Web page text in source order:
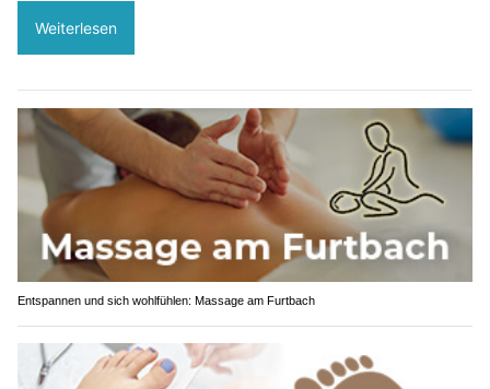
Weiterlesen
Entspannen und sich wohlfühlen: Massage am Furtbach